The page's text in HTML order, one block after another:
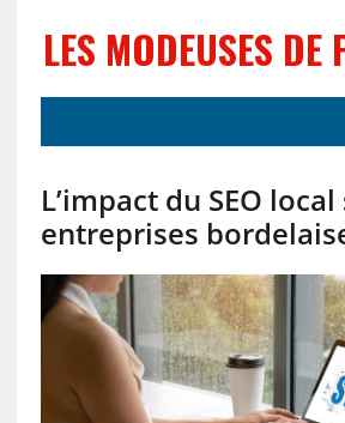
LES MODEUSES DE
L’impact du SEO
entreprises